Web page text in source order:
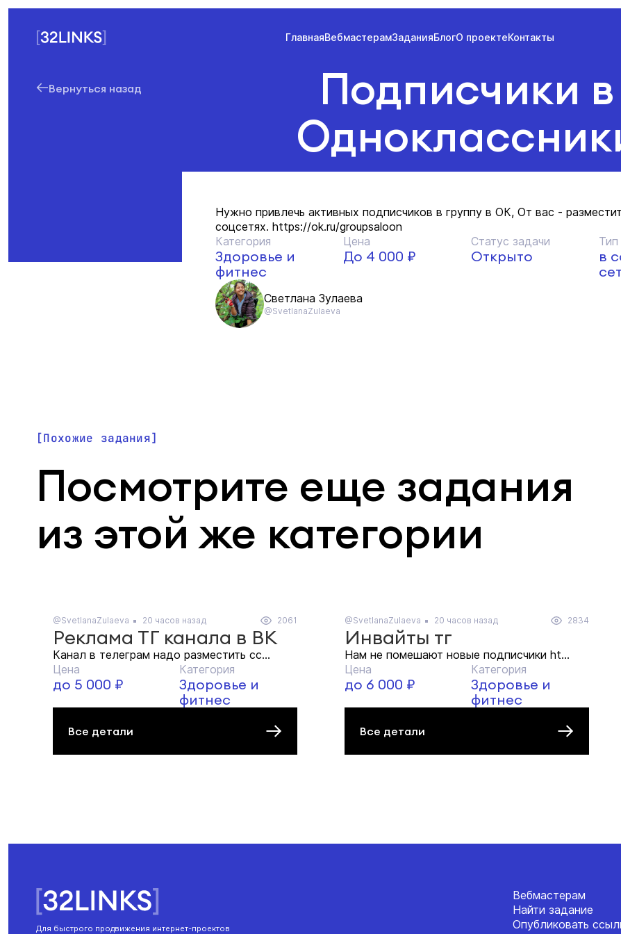
ГлавнаяВебмастерамЗаданияБлогО проектеКонтакты
Вернуться назад
Подписчики в
Нужно привлечь активных подписчиков в группу в ОК, От вас -
соцсетях. https://ok.ru/groupsaloon
Категория
Здоровье и
фитнес
Цена
До 4 000 ₽
Статус задачи
Открыто
в
Светлана Зулаева
@SvetlanaZulaeva
Похожие задания
Посмотрите еще задания
из этой же категории
@SvetlanaZulaeva 20 часов назад 2061
Реклама ТГ канала в ВК
Канал в телеграм надо разместить сс...
Цена
до 5 000 ₽
Категория
Здоровье и
фитнес
Все детали
@SvetlanaZulaeva 20 часов назад 2834
Инвайты тг
Нам не помешают новые подписчики ht...
Цена
до 6 000 ₽
Категория
Здоровье и
фитнес
Все детали
Для быстрого продвижения интернет-проектов
Вебмастерам
Найти задание
Опубликовать